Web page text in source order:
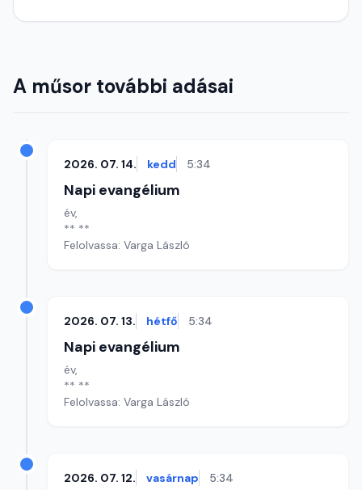
A műsor további adásai
2026. 07. 14. kedd 5:34
Napi evangélium
év,
** **
Felolvassa: Varga László
2026. 07. 13. hétfő 5:34
Napi evangélium
év,
** **
Felolvassa: Varga László
2026. 07. 12. vasárnap 5:34